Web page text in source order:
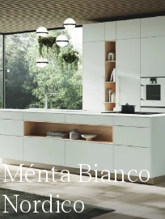
Ménta Bianco
Nordico